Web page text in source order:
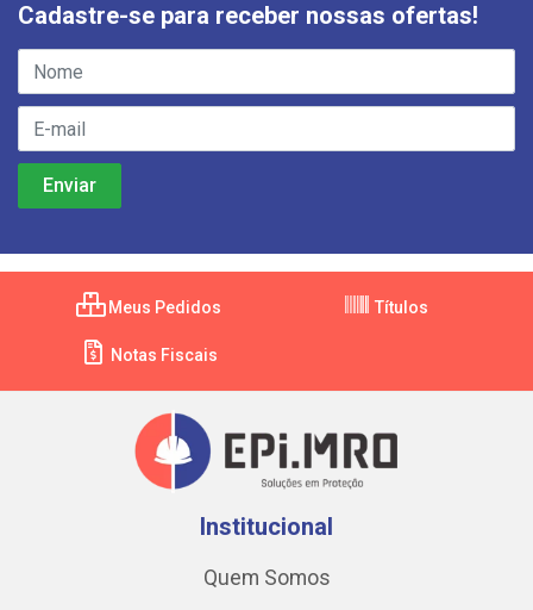
Cadastre-se para receber nossas ofertas!
Meus Pedidos Títulos
Notas Fiscais
Institucional
Quem Somos